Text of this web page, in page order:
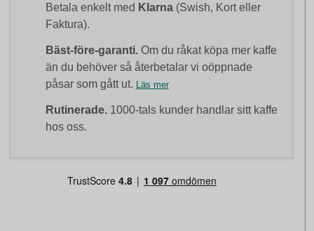
Betala enkelt med Klarna(Swish, Kort eller
Faktura).
Bäst-före-garanti.Om du råkat köpa mer kaffe
än du behöver så återbetalar vi oöppnade
påsar som gått ut.
Läs mer
Rutinerade.1000-tals kunder handlar sitt kaffe
hos oss.